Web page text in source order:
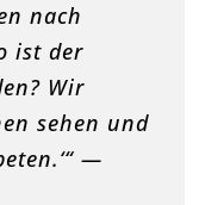
nach
ist der
Wir
sehen und
—